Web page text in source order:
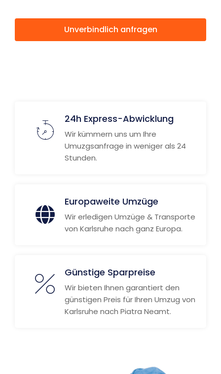
Unverbindlich anfragen
24h Express-Abwicklung
Wir kümmern uns um Ihre
Umuzgsanfrage in weniger als 24
Stunden.
Europaweite Umzüge
Wir erledigen Umzüge & Transporte
von Karlsruhe nach ganz Europa.
Günstige Sparpreise
Wir bieten Ihnen garantiert den
günstigen Preis für Ihren Umzug von
Karlsruhe nach Piatra Neamt.